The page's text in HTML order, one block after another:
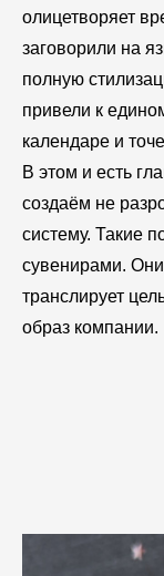
олицетворяет
заговорили на
полную
привели к
календаре и
В этом и есть
создаём не
систему. Такие
сувенирами.
транслирует
образ компании.